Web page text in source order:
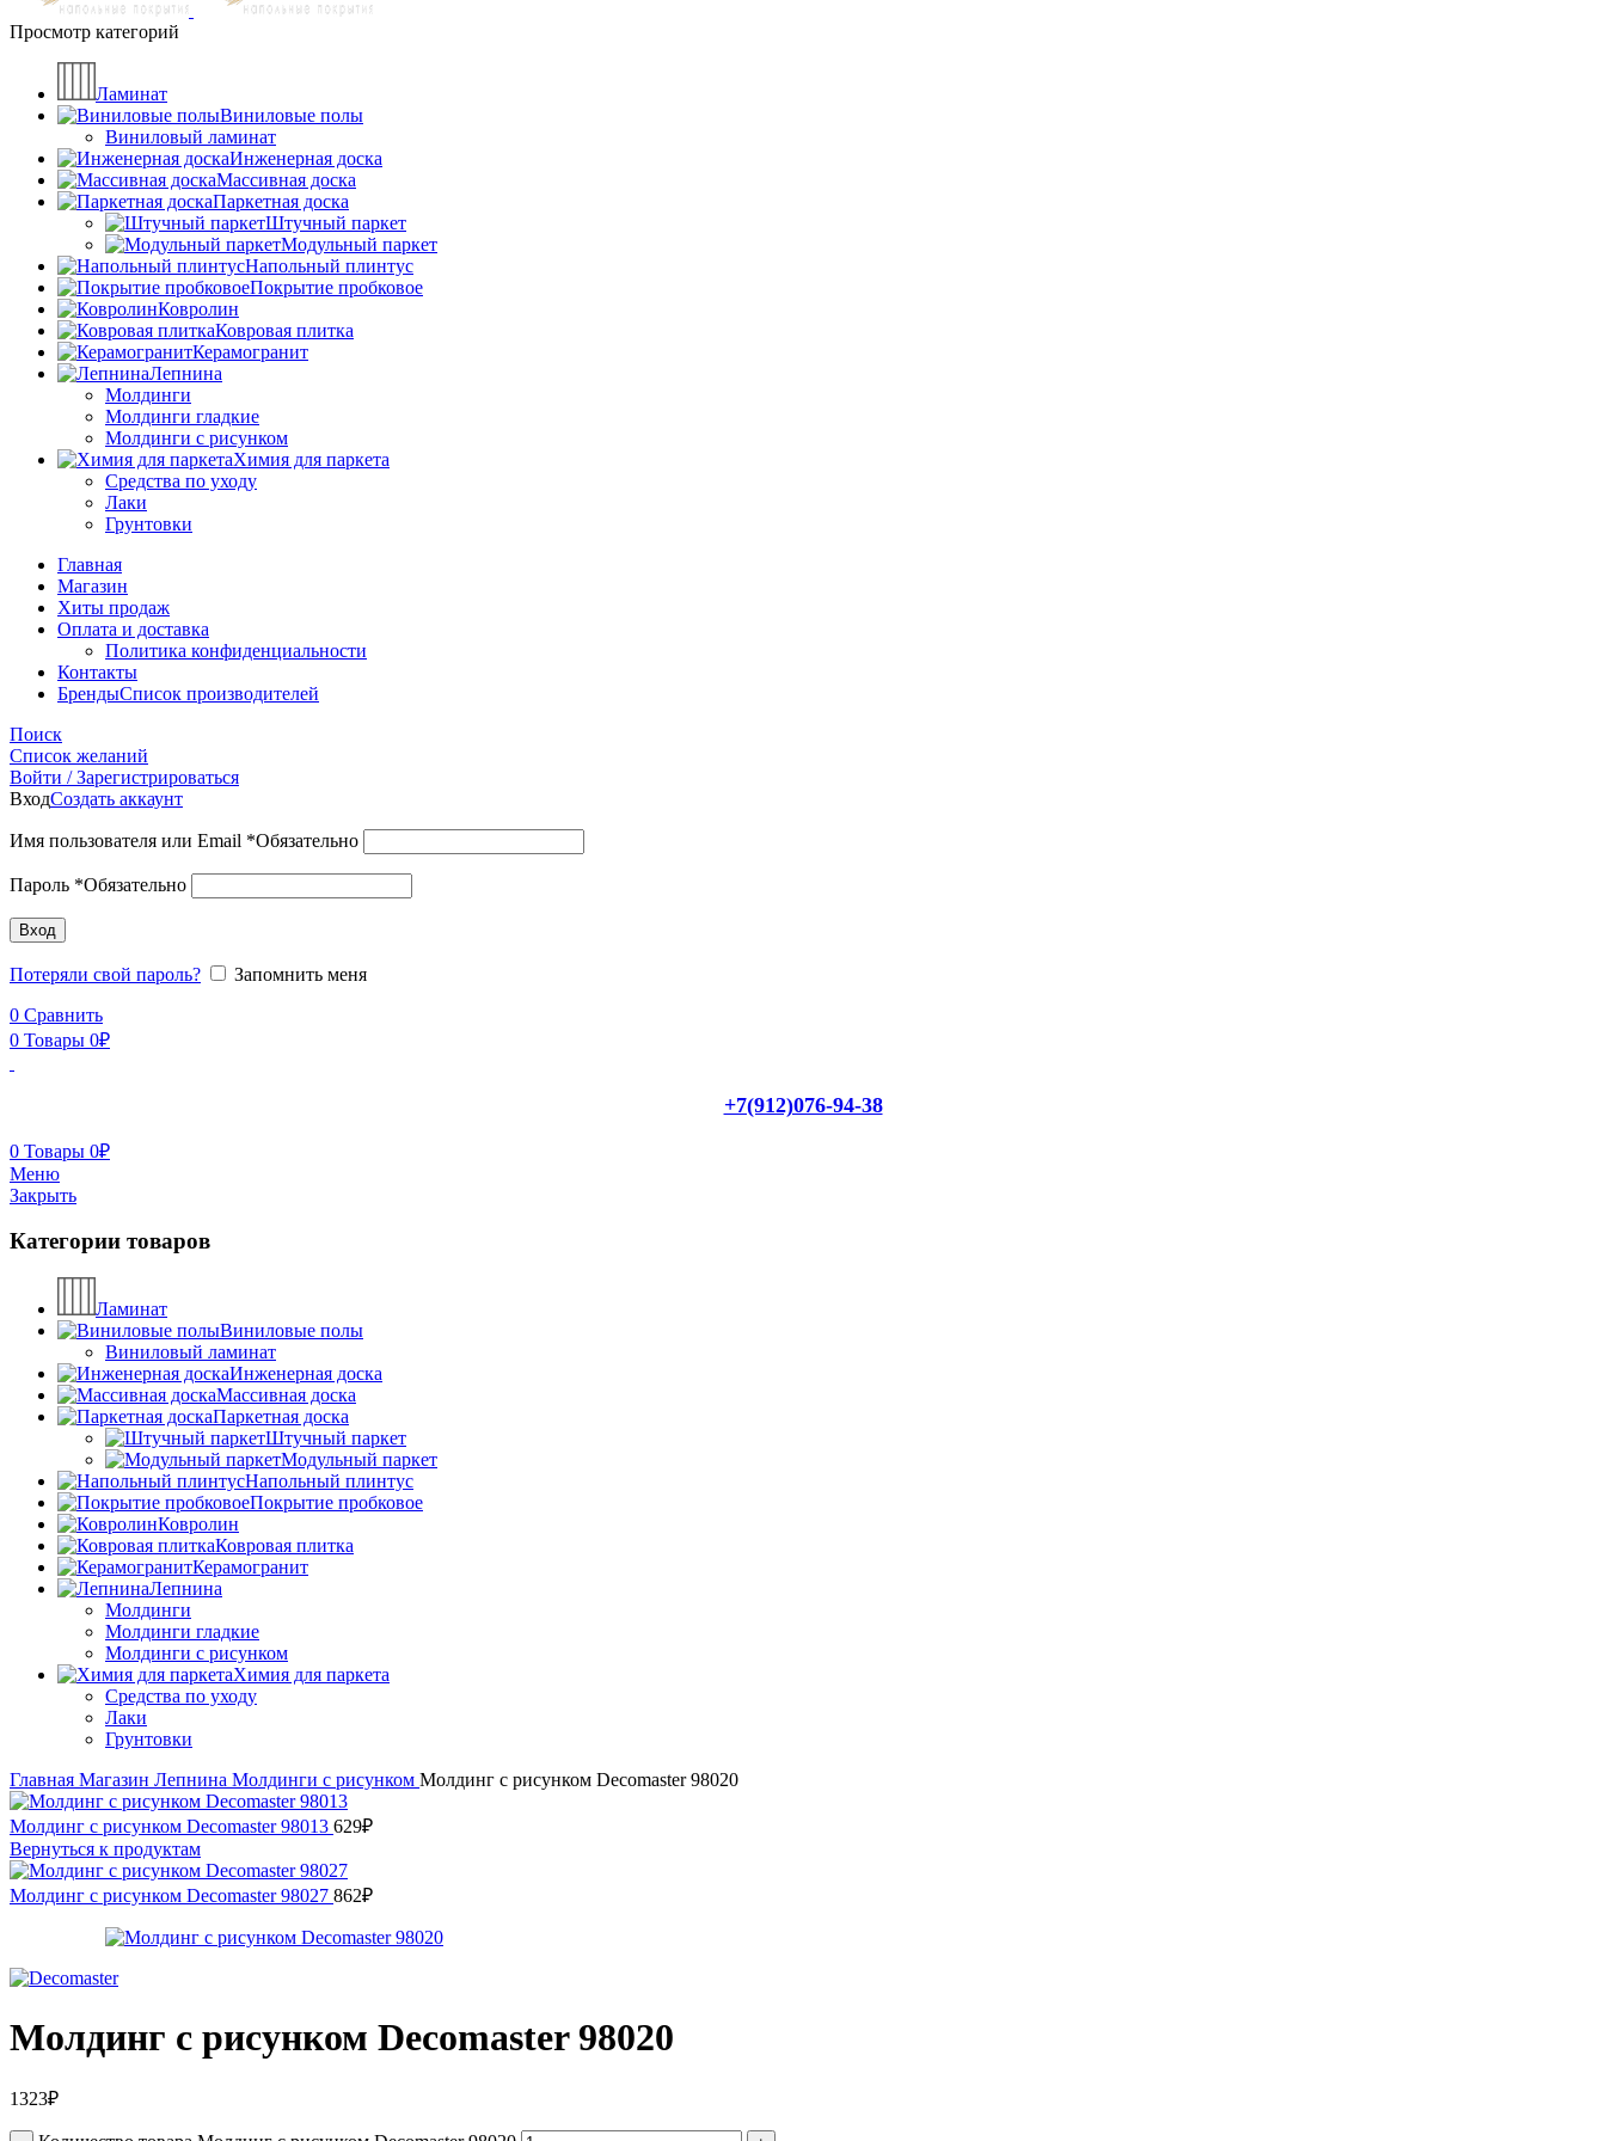
Просмотр категорий
Ламинат
Виниловые полы
Виниловый ламинат
Инженерная доска
Массивная доска
Паркетная доска
Штучный паркет
Модульный паркет
Напольный плинтус
Покрытие пробковое
Ковролин
Ковровая плитка
Керамогранит
Лепнина
Молдинги
Молдинги гладкие
Молдинги с рисунком
Химия для паркета
Средства по уходу
Лаки
Грунтовки
Главная
Магазин
Хиты продаж
Оплата и доставка
Политика конфиденциальности
Контакты
БрендыСписок производителей
Поиск
Список желаний
Войти / Зарегистрироваться
ВходСоздать аккаунт
Имя пользователя или Email *Обязательно
Пароль *Обязательно
Вход
Потеряли свой пароль?
Запомнить меня
0 Сравнить
0 Товары 0₽
+7(912)076-94-38
0 Товары 0₽
Меню
Закрыть
Категории товаров
Ламинат
Виниловые полы
Виниловый ламинат
Инженерная доска
Массивная доска
Паркетная доска
Штучный паркет
Модульный паркет
Напольный плинтус
Покрытие пробковое
Ковролин
Ковровая плитка
Керамогранит
Лепнина
Молдинги
Молдинги гладкие
Молдинги с рисунком
Химия для паркета
Средства по уходу
Лаки
Грунтовки
Главная Магазин Лепнина Молдинги с рисунком Молдинг с рисунком Decomaster 98020
Молдинг с рисунком Decomaster 98013 629₽
Вернуться к продуктам
Молдинг с рисунком Decomaster 98027 862₽
Молдинг с рисунком Decomaster 98020
1323₽